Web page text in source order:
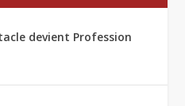
devient Profession